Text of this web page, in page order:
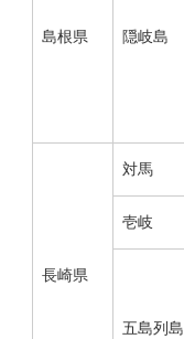
島根県 隠岐島
長崎県
対馬
壱岐
五島列島